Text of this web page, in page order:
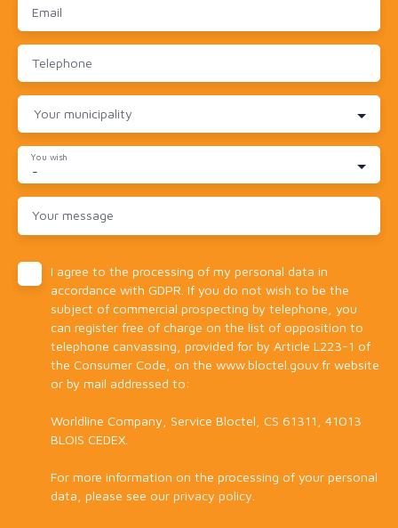
Email
Telephone
Your municipality
-
You wish
Your message
I agree to the processing of my personal data in
accordance with GDPR. If you do not wish to be the
subject of commercial prospecting by telephone, you
can register free of charge on the list of opposition to
telephone canvassing, provided for by Article L223-1 of
the Consumer Code, on the www.bloctel.gouv.fr website
or by mail addressed to:
Worldline Company, Service Bloctel, CS 61311, 41013
BLOIS CEDEX.
For more information on the processing of your personal
data, please see our privacy policy